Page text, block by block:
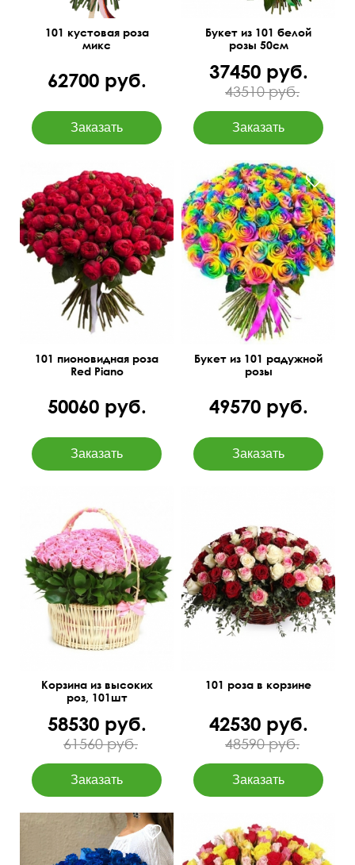
101 кустовая роза
микс
62700 руб.
Букет из 101 белой
розы 50см
37450 руб.
43510 руб.
Доставка букета
бесплатно
50 см
60 см
101 пионовидная роза
Red Piano
50060 руб.
60 см 70 см
Букет из 101 радужной
розы
49570 руб.
70 см 75 см
Корзина из высоких
роз, 101шт
58530 руб.
61560 руб.
С итальянским рускусом
60 см
80 см
101 роза в корзине
42530 руб.
48590 руб.